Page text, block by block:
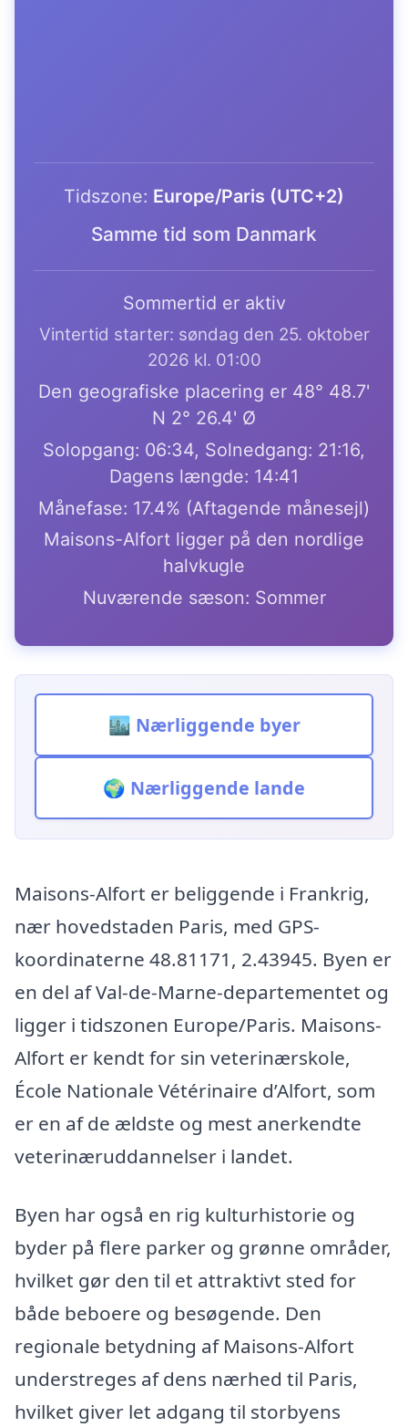
Tidszone: Europe/Paris (UTC+2)
Samme tid som Danmark
Sommertid er aktiv
Vintertid starter: søndag den 25. oktober
2026 kl. 01:00
Den geografiske placering er 48° 48.7'
N 2° 26.4' Ø
Solopgang: 06:34, Solnedgang: 21:16,
Dagens længde: 14:41
Månefase: 17.4% (Aftagende månesejl)
Maisons-Alfort ligger på den nordlige
halvkugle
Nuværende sæson: Sommer
🏙️ Nærliggende byer
🌍 Nærliggende lande
Maisons-Alfort er beliggende i Frankrig,
nær hovedstaden Paris, med GPS-
koordinaterne 48.81171, 2.43945. Byen er
en del af Val-de-Marne-departementet og
ligger i tidszonen Europe/Paris. Maisons-
Alfort er kendt for sin veterinærskole,
École Nationale Vétérinaire d’Alfort, som
er en af de ældste og mest anerkendte
veterinæruddannelser i landet.
Byen har også en rig kulturhistorie og
byder på flere parker og grønne områder,
hvilket gør den til et attraktivt sted for
både beboere og besøgende. Den
regionale betydning af Maisons-Alfort
understreges af dens nærhed til Paris,
hvilket giver let adgang til storbyens